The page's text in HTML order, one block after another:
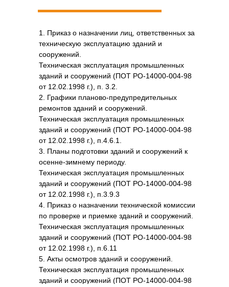
1. Приказ о назначении лиц, ответственных за
техническую эксплуатацию зданий и
сооружений.
Техническая эксплуатация промышленных
зданий и сооружений (ПОТ РО-14000-004-98
от 12.02.1998 г.), п. 3.2.
2. Графики планово-предупредительных
ремонтов зданий и сооружений.
Техническая эксплуатация промышленных
зданий и сооружений (ПОТ РО-14000-004-98
от 12.02.1998 г.), п.4.6.1.
3. Планы подготовки зданий и сооружений к
осенне-зимнему периоду.
Техническая эксплуатация промышленных
зданий и сооружений (ПОТ РО-14000-004-98
от 12.02.1998 г.), п.3.9.3
4. Приказ о назначении технической комиссии
по проверке и приемке зданий и сооружений.
Техническая эксплуатация промышленных
зданий и сооружений (ПОТ РО-14000-004-98
от 12.02.1998 г.), п.6.11
5. Акты осмотров зданий и сооружений.
Техническая эксплуатация промышленных
зданий и сооружений (ПОТ РО-14000-004-98